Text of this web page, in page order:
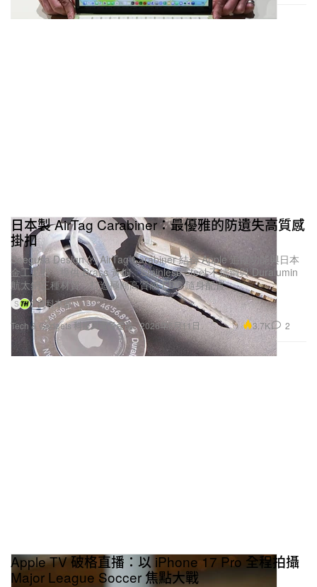
Tech & Gadgets 科技與電子產品
日本製 AirTag Carabiner：最優雅的防遺失高質感
掛扣
Saegusa Design 的 AirTag Carabiner 結合 Apple 追蹤功能與日本
金工工藝，提供 Brass 黃銅、Stainless Steel 不鏽鋼與 Duralumin
航太鋁三種材質，打造極簡高質感 EDC 隨身配置。
S
2 資料來源
2026年6月11日
3.7K 2
Apple TV 破格直播：以 iPhone 17 Pro 全程拍攝
Major League Soccer 焦點大戰